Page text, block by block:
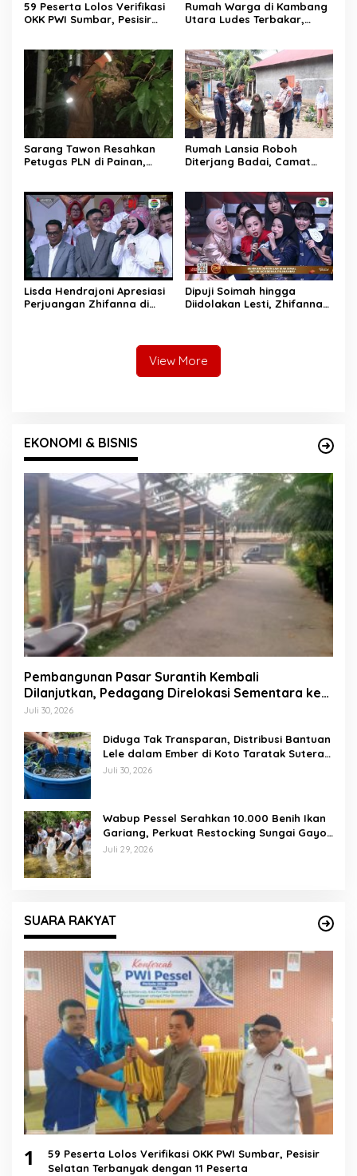
59 Peserta Lolos Verifikasi
OKK PWI Sumbar, Pesisir
Rumah Warga di Kambang
Utara Ludes Terbakar,
Sarang Tawon Resahkan
Petugas PLN di Painan,
Rumah Lansia Roboh
Diterjang Badai, Camat
Lisda Hendrajoni Apresiasi
Perjuangan Zhifanna di
Dipuji Soimah hingga
Diidolakan Lesti, Zhifanna
View More
EKONOMI & BISNIS
Pembangunan Pasar Surantih Kembali
Dilanjutkan, Pedagang Direlokasi Sementara ke
Lapangan Gadih Basanai
Juli 30, 2026
Diduga Tak Transparan, Distribusi Bantuan
Lele dalam Ember di Koto Taratak Sutera
Tuai Sorotan Warga
Juli 30, 2026
Wabup Pessel Serahkan 10.000 Benih Ikan
Gariang, Perkuat Restocking Sungai Gayo
demi Kelestarian Perairan
Juli 29, 2026
SUARA RAKYAT
1
59 Peserta Lolos Verifikasi OKK PWI Sumbar, Pesisir
Selatan Terbanyak dengan 11 Peserta